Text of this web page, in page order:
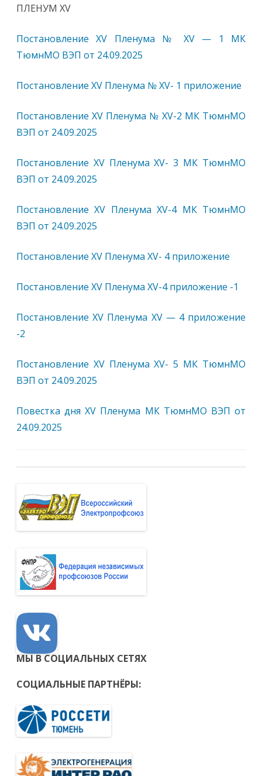
ПЛЕНУМ ХV
Постановление ХV Пленума № ХV — 1 МК
ТюмнМО ВЭП от 24.09.2025
Постановление ХV Пленума № ХV- 1 приложение
Постановление ХV Пленума № ХV-2 МК ТюмнМО
ВЭП от 24.09.2025
Постановление ХV Пленума ХV- 3 МК ТюмнМО
ВЭП от 24.09.2025
Постановление ХV Пленума ХV-4 МК ТюмнМО
ВЭП от 24.09.2025
Постановление ХV Пленума ХV- 4 приложение
Постановление ХV Пленума ХV-4 приложение -1
Постановление ХV Пленума ХV — 4 приложение
-2
Постановление ХV Пленума ХV- 5 МК ТюмнМО
ВЭП от 24.09.2025
Повестка дня ХV Пленума МК ТюмнМО ВЭП от
24.09.2025
МЫ В СОЦИАЛЬНЫХ СЕТЯХ
СОЦИАЛЬНЫЕ ПАРТНЁРЫ: